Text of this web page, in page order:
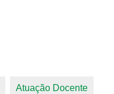
(aba ativa)
Atuação Docente